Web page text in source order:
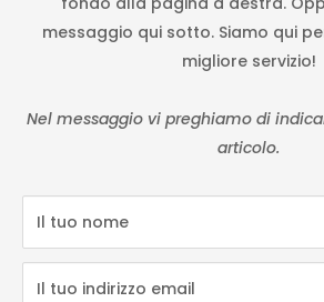
messaggio qui sotto. Siamo qui
migliore servizio!
Nel messaggio vi preghiamo di
articolo.
Il tuo nome
Il tuo indirizzo email